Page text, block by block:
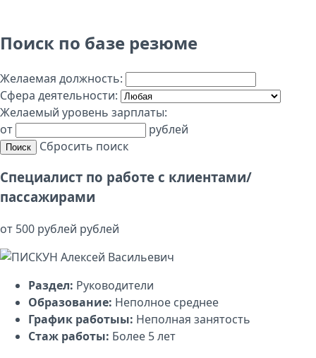
Поиск по базе резюме
Желаемая должность:
Сфера деятельности:
Желаемый уровень зарплаты:
от
рублей
Поиск Сбросить поиск
Специалист по работе с клиентами/
пассажирами
от 500 рублей рублей
Раздел: Руководители
Образование: Неполное среднее
График работыы: Неполная занятость
Стаж работы: Более 5 лет